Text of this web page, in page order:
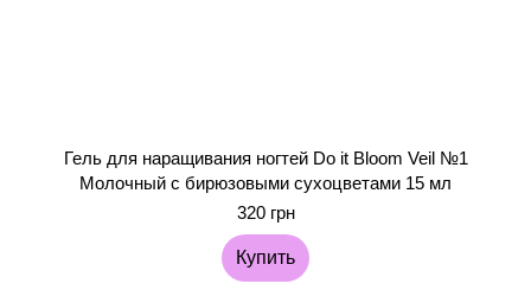
Гель для наращивания ногтей Do it Bloom Veil №1
Молочный с бирюзовыми сухоцветами 15 мл
320 грн
Купить